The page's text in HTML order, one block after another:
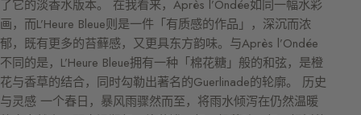
了它的淡香水版本。 在我看来，Après l’Ondée如同一幅水彩
画，而L’Heure Bleue则是一件「有质感的作品」，深沉而浓
郁，既有更多的苔藓感，又更具东方韵味。与Après l’Ondée
不同的是，L’Heure Bleue拥有一种「棉花糖」般的和弦，是橙
花与香草的结合，同时勾勒出著名的Guerlinade的轮廓。 历史
与灵感 一个春日，暴风雨骤然而至，将雨水倾泻在仍然温暖